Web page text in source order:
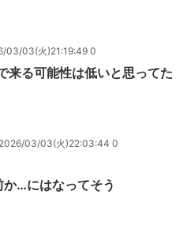
03/03(火)21:19:49 0
来る可能性は低いと思ってた
2026/03/03(火)22:03:44 0
…にはなってそう